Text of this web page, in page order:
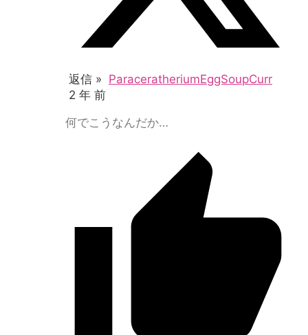
返信 » ParaceratheriumEggSoupCurr
2 年 前
何でこうなんだか…